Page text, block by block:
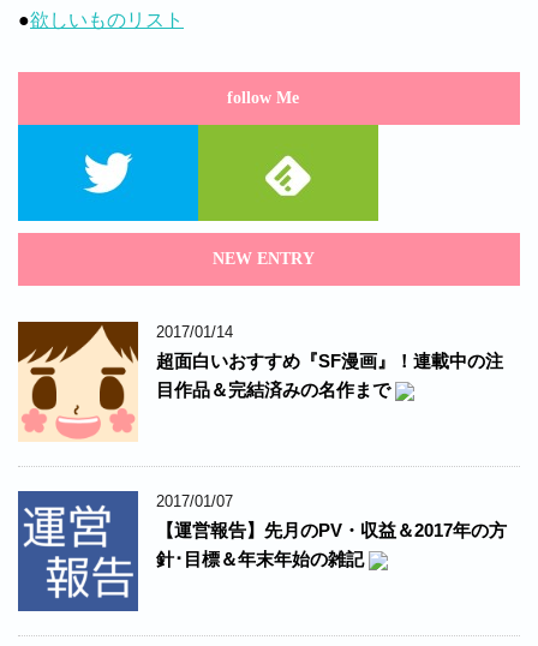
●欲しいものリスト
follow Me
NEW ENTRY
2017/01/14
超面白いおすすめ『SF漫画』！連載中の注
目作品＆完結済みの名作まで
2017/01/07
【運営報告】先月のPV・収益＆2017年の方
針･目標＆年末年始の雑記